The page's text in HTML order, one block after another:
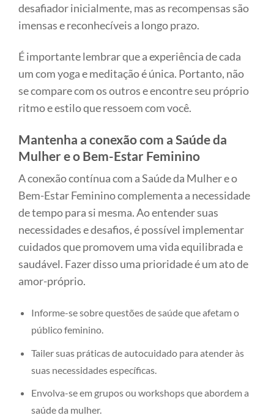
desafiador inicialmente, mas as recompensas são
imensas e reconhecíveis a longo prazo.
É importante lembrar que a experiência de cada
um com yoga e meditação é única. Portanto, não
se compare com os outros e encontre seu próprio
ritmo e estilo que ressoem com você.
Mantenha a conexão com a Saúde da
Mulher e o Bem-Estar Feminino
A conexão contínua com a Saúde da Mulher e o
Bem-Estar Feminino complementa a necessidade
de tempo para si mesma. Ao entender suas
necessidades e desafios, é possível implementar
cuidados que promovem uma vida equilibrada e
saudável. Fazer disso uma prioridade é um ato de
amor-próprio.
Informe-se sobre questões de saúde que afetam o
público feminino.
Tailer suas práticas de autocuidado para atender às
suas necessidades específicas.
Envolva-se em grupos ou workshops que abordem a
saúde da mulher.